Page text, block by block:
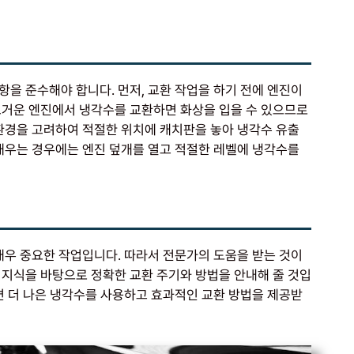
준수해야 합니다. 먼저, 교환 작업을 하기 전에 엔진이
운 엔진에서 냉각수를 교환하면 화상을 입을 수 있으므로
을 고려하여 적절한 위치에 캐치판을 놓아 냉각수 유출
는 경우에는 엔진 덮개를 열고 적절한 레벨에 냉각수를
중요한 작업입니다. 따라서 전문가의 도움을 받는 것이
식을 바탕으로 정확한 교환 주기와 방법을 안내해 줄 것입
나은 냉각수를 사용하고 효과적인 교환 방법을 제공받